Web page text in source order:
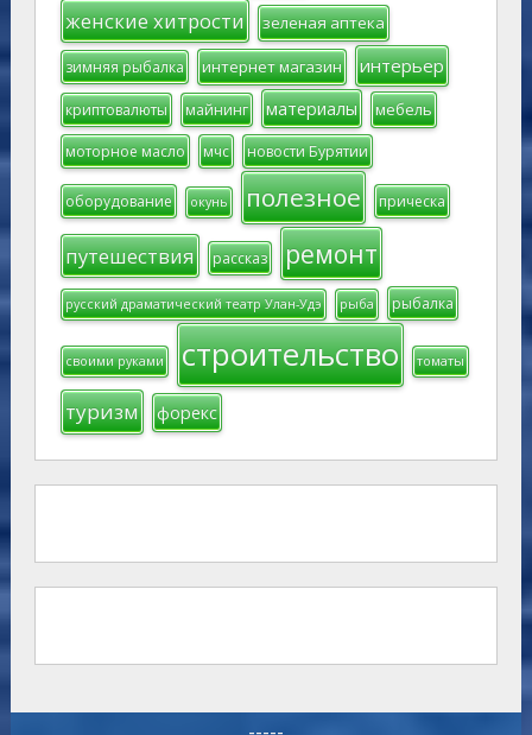
женские хитрости зеленая аптека
зимняя рыбалка интернет магазин интерьер
криптовалюты майнинг материалы мебель
моторное масло мчс новости Бурятии
оборудование окунь полезное прическа
путешествия рассказ ремонт
русский драматический театр Улан-Удэ рыба рыбалка
своими руками строительство томаты
туризм форекс